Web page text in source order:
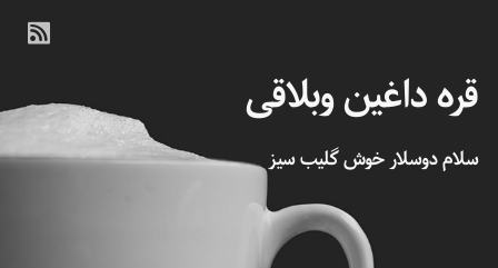
قره داغین وبلاقی
سلام دوسلار خوش گلیب سیز